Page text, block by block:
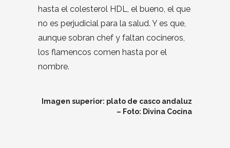
hasta el colesterol HDL, el bueno, el que
no es perjudicial para la salud. Y es que,
aunque sobran chef y faltan cocineros,
los flamencos comen hasta por el
nombre.
Imagen superior: plato de casco andaluz
– Foto: Divina Cocina